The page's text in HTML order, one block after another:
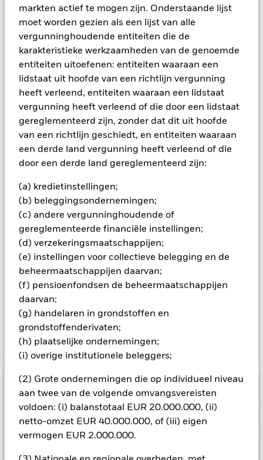
markten actief te mogen zijn. Onderstaande lijst
moet worden gezien als een lijst van alle
vergunninghoudende entiteiten die de
karakteristieke werkzaamheden van de genoemde
entiteiten uitoefenen: entiteiten waaraan een
lidstaat uit hoofde van een richtlijn vergunning
heeft verleend, entiteiten waaraan een lidstaat
vergunning heeft verleend of die door een lidstaat
gereglementeerd zijn, zonder dat dit uit hoofde
van een richtlijn geschiedt, en entiteiten waaraan
een derde land vergunning heeft verleend of die
door een derde land gereglementeerd zijn:
(a) kredietinstellingen;
(b) beleggingsondernemingen;
(c) andere vergunninghoudende of
gereglementeerde financiële instellingen;
(d) verzekeringsmaatschappijen;
(e) instellingen voor collectieve belegging en de
beheermaatschappijen daarvan;
(f) pensioenfondsen de beheermaatschappijen
daarvan;
(g) handelaren in grondstoffen en
grondstoffenderivaten;
(h) plaatselijke ondernemingen;
(i) overige institutionele beleggers;
(2) Grote ondernemingen die op individueel niveau
aan twee van de volgende omvangsvereisten
voldoen: (i) balanstotaal EUR 20.000.000, (ii)
netto-omzet EUR 40.000.000, of (iii) eigen
vermogen EUR 2.000.000.
blootstaan, zijn het renterisico en kredietrisico. Wanneer de
marktrente stijgt, is er doorgaans sprake van een
overeenkomstige daling van de marktwaarde van obligaties.
Het kredietrisico heeft betrekking op de mogelijkheid dat de
emittent van een obligatie niet in staat zal zijn de hoofdsom
terug te betalen en/of de verschuldigde rente te betalen. Het
fonds belegt in vastrentende waarden die zijn uitgegeven
door ondernemingen. Deze effecten staan bloot aan het risico
rente niet kan betalen en/of aan het einde van de looptijd niet
in staat is de hoofdsom terug te betalen (het 'default-risico').
Alle aandelenklassen met valutahedging van dit fonds
gebruiken derivaten om valutarisico's af te dekken. Het
gebruik van derivaten voor een aandelenklasse kan een
potentieel besmettingsrisico (ook bekend als spill-over) voor
andere aandelenklassen in het fonds betekenen. De
beheermaatschappij van het fonds waarborgt dat er
geschikte procedures worden gebruikt om het
besmettingsrisico voor andere aandelenklassen te
minimaliseren. Via het uitklapvakje direct onder de naam van
het fonds, kunt u een lijst van alle aandelenklassen in het
fonds bekijken – aandelenklassen met valutahedging worden
aangegeven door het woord 'Hedged' in de naam van de
aandelenklasse. Daarnaast is een volledige lijst van alle
aandelenklassen met valutahedging op aanvraag
verkrijgbaar bij de beheermaatschappij van het fonds.
Risicometer
Performance
Kredietrisico, veranderingen in rentetarieven en/of in de
Kerngegevens